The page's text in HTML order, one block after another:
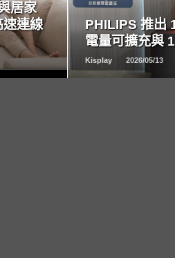
居家
速連線
PHILIPS 推出
電量可擴充與
Kisplay 2026/05/13